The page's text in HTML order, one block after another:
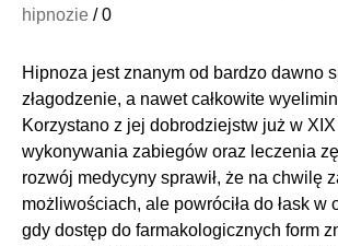
hipnozie /0
Hipnoza jest znanym od bardzo dawno
złagodzenie, a nawet całkowite
Korzystano z jej dobrodziejstw już w
wykonywania zabiegów oraz leczenia
rozwój medycyny sprawił, że na chwilę
możliwościach, ale powróciła do łask w
gdy dostęp do farmakologicznych form